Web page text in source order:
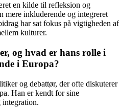
en kilde til refleksion og
mere inkluderende og integreret
har sat fokus på vigtigheden af
kulturer.
og hvad er hans rolle i
i Europa?
og debattør, der ofte diskuterer
Han er kendt for sine